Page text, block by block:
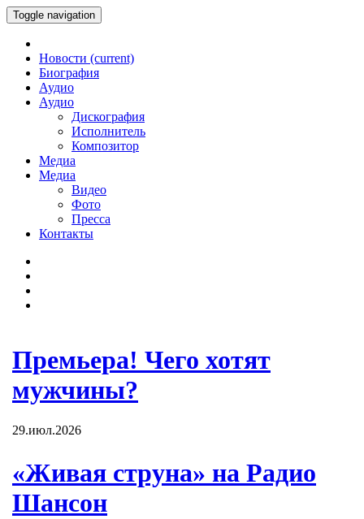
Toggle navigation
Новости (current)
Биография
Аудио
Аудио
Дискография
Исполнитель
Композитор
Медиа
Медиа
Видео
Фото
Пресса
Контакты
Премьера! Чего хотят
мужчины?
29.июл.2026
«Живая струна» на Радио
Шансон